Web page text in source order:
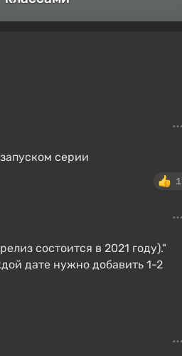
серии
1
состоится в 2021 году)."
дате нужно добавить 1-2